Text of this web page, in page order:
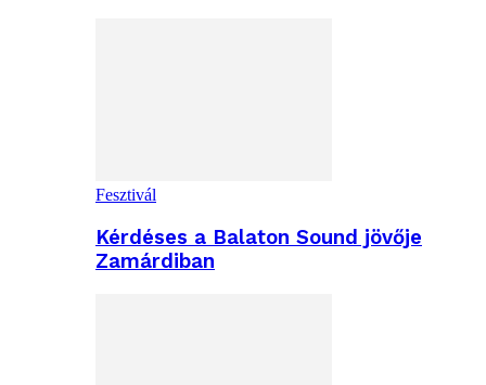
Fesztivál
Kérdéses a Balaton Sound jövője
Zamárdiban